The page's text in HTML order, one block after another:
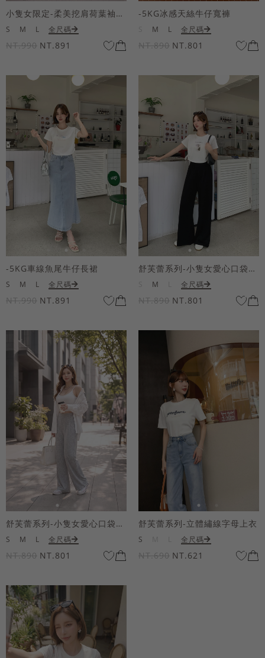
小隻女限定-柔美挖肩荷葉袖魚尾長洋裝
S M L 全尺碼
NT.990 NT.891
-5KG冰感天絲牛仔寬褲
M L 全尺碼
NT.890 NT.801
-5KG車線魚尾牛仔長裙
S M L 全尺碼
NT.990 NT.891
舒芙蕾系列-小隻女愛心口袋寬褲
M 全尺碼
NT.890 NT.801
舒芙蕾系列-小隻女愛心口袋寬褲
S M L 全尺碼
NT.890 NT.801
舒芙蕾系列-立體繡線字母上衣
S 全尺碼
NT.690 NT.621